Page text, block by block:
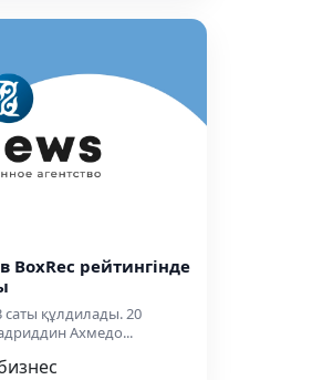
рейтингінде
саты құлдилады. 20
Ахмедо...